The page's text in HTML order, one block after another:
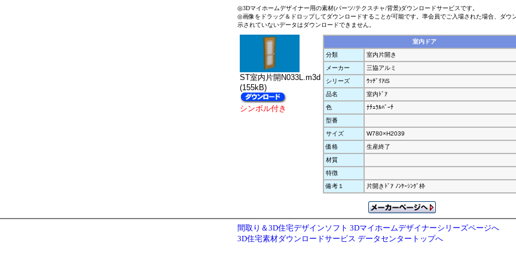
◎3Dマイホームデザイナー用の素材(パーツ/テクスチャ/背景)ダウンロードサービスです。
◎画像をドラッグ＆ドロップしてダウンロードすることが可能です。準会員でご入場された場合、ダウ
示されていないデータはダウンロードできません。
ST室内片開N033L.m3d
(155kB)
シンボル付き
室内ドア
分類
室内片開き
メーカー
三協アルミ
シリーズ
ｳｯﾃﾞﾘｱiS
品名
室内ﾄﾞｱ
色
ﾅﾁｭﾗﾙﾊﾞｰﾁ
型番
サイズ
W780×H2039
価格
生産終了
材質
特徴
備考１
片開きﾄﾞｱ ﾉﾝｹｰｼﾝｸﾞ枠
間取り＆3D住宅デザインソフト 3Dマイホームデザイナーシリーズページへ
3D住宅素材ダウンロードサービス データセンタートップへ